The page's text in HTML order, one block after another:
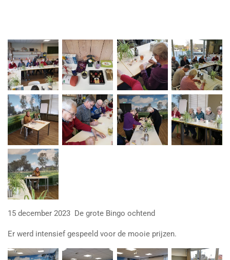
15 december 2023 De grote Bingo ochtend
Er werd intensief gespeeld voor de mooie prijzen.